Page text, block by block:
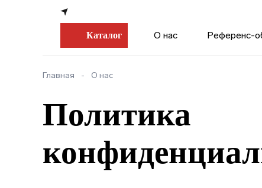
Каталог О нас Референс-
Главная О нас
Политика